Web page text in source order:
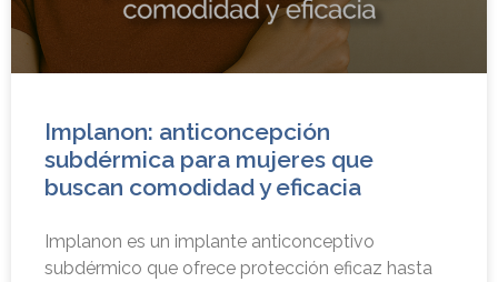
Implanon: anticoncepción
subdérmica para mujeres que
buscan comodidad y eficacia
Implanon es un implante anticonceptivo
subdérmico que ofrece protección eficaz hasta